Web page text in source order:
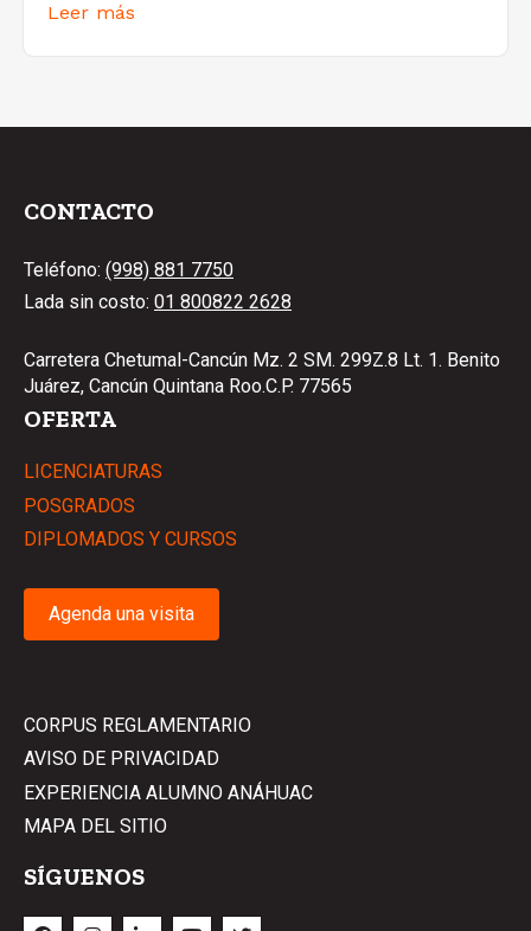
Leer más
CONTACTO
Teléfono: (998) 881 7750
Lada sin costo: 01 800822 2628
Carretera Chetumal-Cancún Mz. 2 SM. 299Z.8 Lt. 1. Benito
Juárez, Cancún Quintana Roo.C.P. 77565
OFERTA
LICENCIATURAS
POSGRADOS
DIPLOMADOS Y CURSOS
Agenda una visita
CORPUS REGLAMENTARIO
AVISO DE PRIVACIDAD
EXPERIENCIA ALUMNO ANÁHUAC
MAPA DEL SITIO
SÍGUENOS